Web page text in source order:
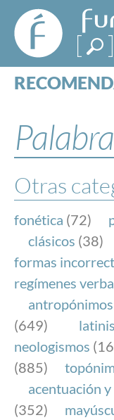
FundéuRAE
- Fundación
del Español
Urgente
ESPECIALES
NOTICIAS
SOBRE LA
FundéuRAE
y la Real
el buen uso
Internet.
Otras
fonética (72)
clásicos (38)
formas
regímenes
antropónimos
(649)
neologismos
(885)
acentuación
(352)